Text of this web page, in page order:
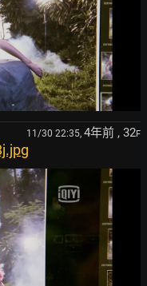
11/30 22:35, 4年前 , 32F